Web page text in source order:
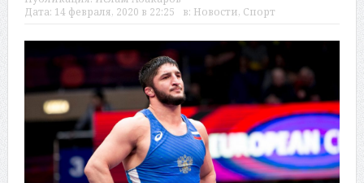
Дата: 14 февраля, 2020 в 22:25 в: Новости, Спорт